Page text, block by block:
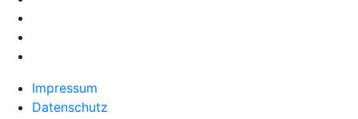
Impressum
Datenschutz